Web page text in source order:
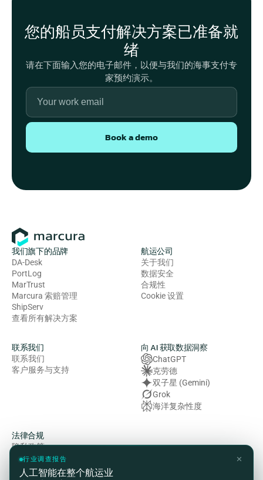
您的船员支付解决方案已准备就
绪
请在下面输入您的电子邮件，以便与我们的海事支付专
家预约演示。
Book a demo
我们旗下的品牌
DA-Desk
PortLog
MarTrust
Marcura 索赔管理
ShipServ
查看所有解决方案
航运公司
关于我们
数据安全
合规性
Cookie 设置
法律合规
隐私政策
使用条款
Cookie 政策
联系我们
联系我们
客户服务与支持
向 AI 获取数据洞察
ChatGPT
克劳德
双子星 (Gemini)
Grok
海洋复杂性度
✕
行业调查报告
人工智能在整个航运业